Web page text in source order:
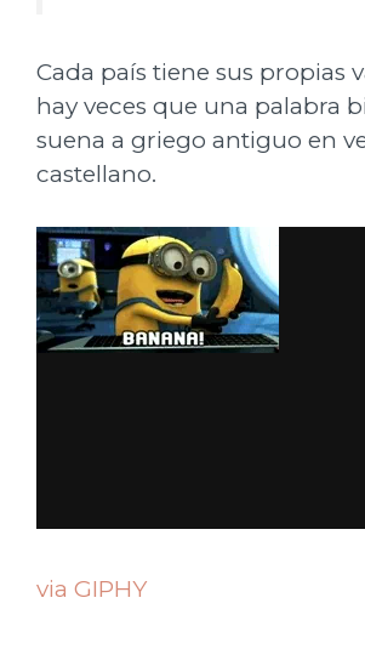
Cada país tiene sus propias
hay veces que una palabra
suena a griego antiguo en
castellano.
via GIPHY